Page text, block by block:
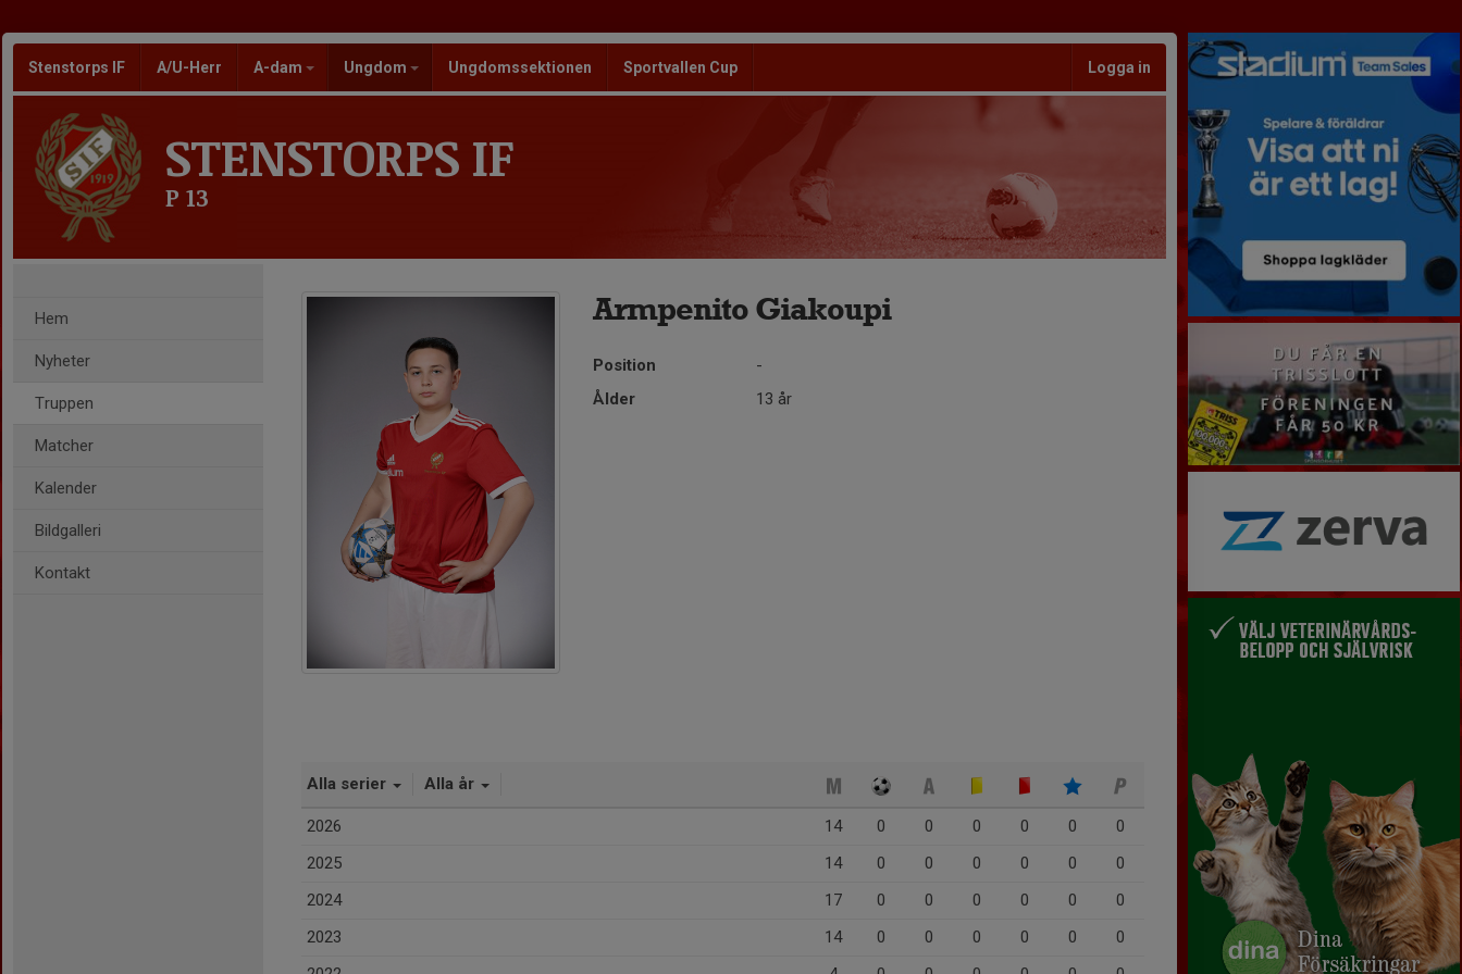
Stenstorps IF A/U-Herr A-dam Ungdom Ungdomssektionen Sportvallen Cup Logga in
STENSTORPS IF
P 13
Hem
Nyheter
Truppen
Matcher
Kalender
Bildgalleri
Kontakt
Armpenito Giakoupi
Position
-
Ålder
13 år
Alla serier Alla år
2026 14 0 0 0 0 0
0
2025
14 0 0 0 0 0
0
2024
17 0 0 0 0 0
0
2023
14 0 0 0 0 0
0